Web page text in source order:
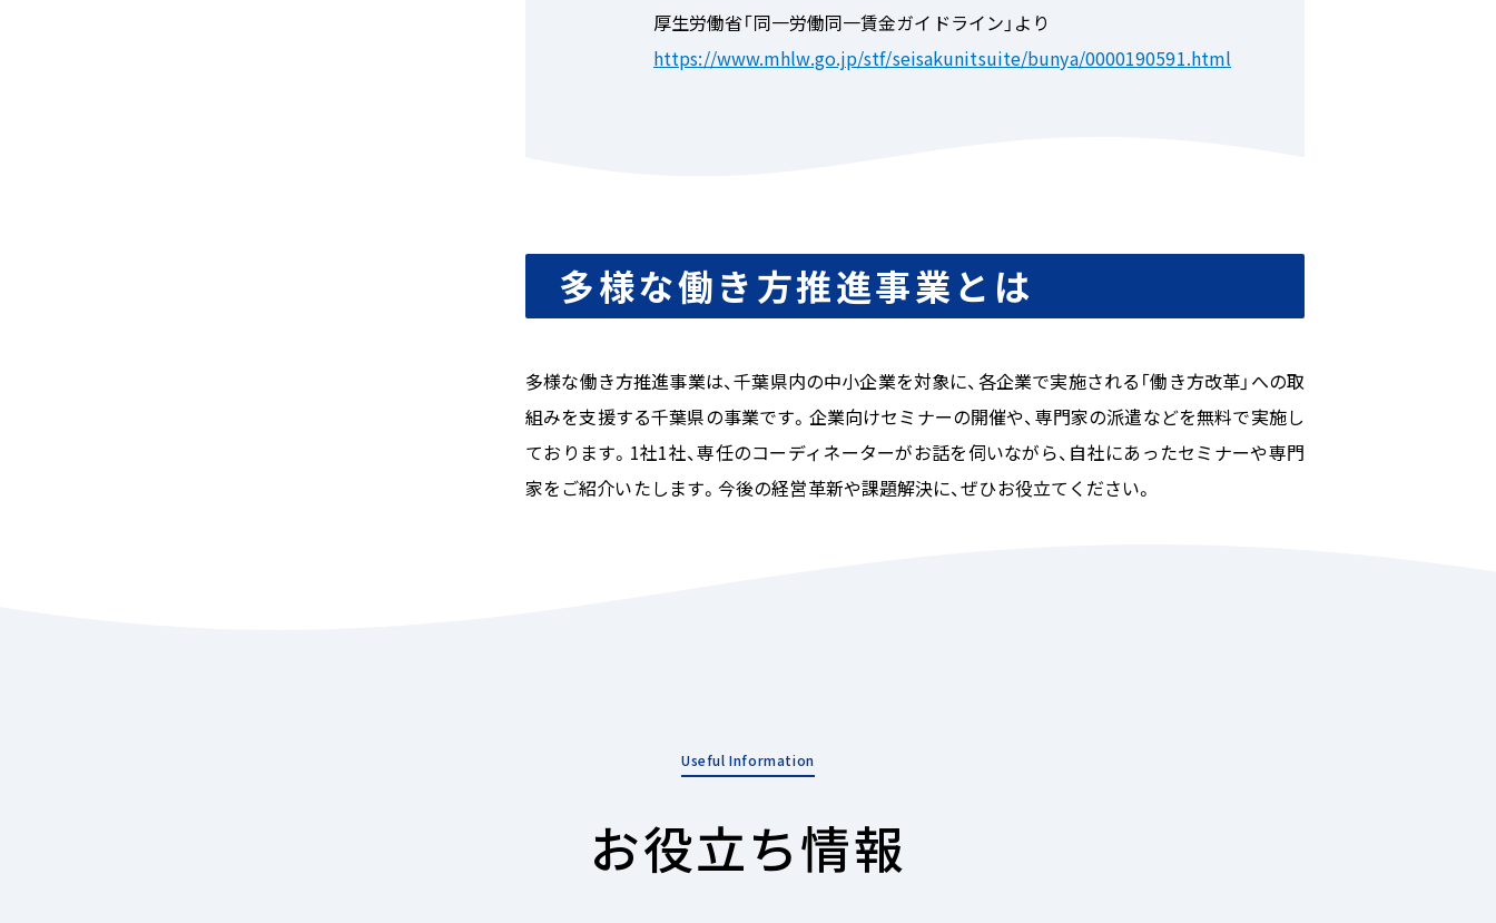
厚生労働省「同一労働同一賃金ガイドライン」より
https://www.mhlw.go.jp/stf/seisakunitsuite/bunya/0000190591.html
多様な働き方推進事業とは
多様な働き方推進事業は、千葉県内の中小企業を対象に、各企業で実施される「働き方改革」への取
組みを支援する千葉県の事業です。企業向けセミナーの開催や、専門家の派遣などを無料で実施し
ております。1社1社、専任のコーディネーターがお話を伺いながら、自社にあったセミナーや専門
家をご紹介いたします。今後の経営革新や課題解決に、ぜひお役立てください。
お役立ち情報